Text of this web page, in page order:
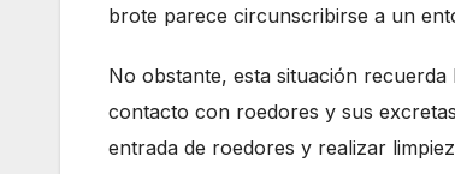
brote parece circunscribirse a un
No obstante, esta situación
contacto con roedores y sus
entrada de roedores y realizar